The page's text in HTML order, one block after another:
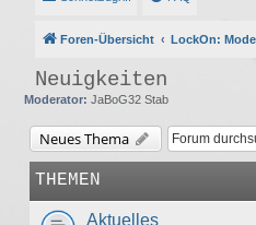
Foren-Übersicht LockOn:
Neuigkeiten
Moderator: JaBoG32 Stab
Neues Thema
THEMEN
Aktuelles